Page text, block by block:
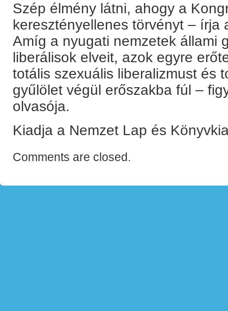
Szép élmény látni, ahogy a
keresztényellenes törvényt – írja
Amíg a nyugati nemzetek állami
liberálisok elveit, azok egyre
totális szexuális liberalizmust és
gyűlölet végül erőszakba fúl –
olvasója.
Kiadja a Nemzet Lap és
Comments are closed.